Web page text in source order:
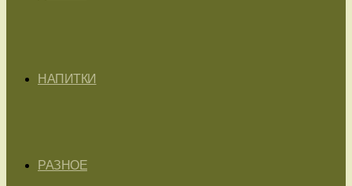
НАПИТКИ
РАЗНОЕ